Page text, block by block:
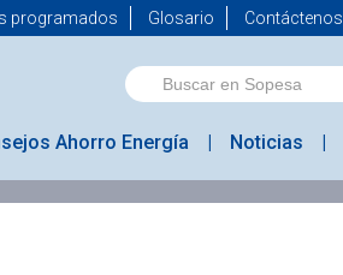
programados Glosario Contáctenos
Ahorro Energía Noticias